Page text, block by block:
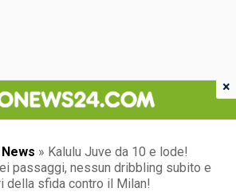
» Kalulu Juve da 10 e lode!
passaggi, nessun dribbling subito e
della sfida contro il Milan!
×